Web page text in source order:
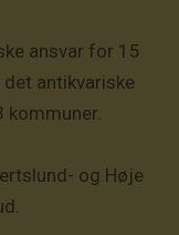
ansvar for 15
antikvariske
kommuner.
og Høje